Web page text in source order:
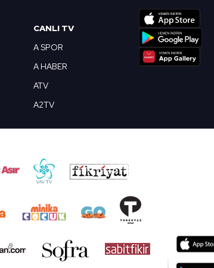
CANLI TV
A SPOR
A HABER
ATV
A2TV